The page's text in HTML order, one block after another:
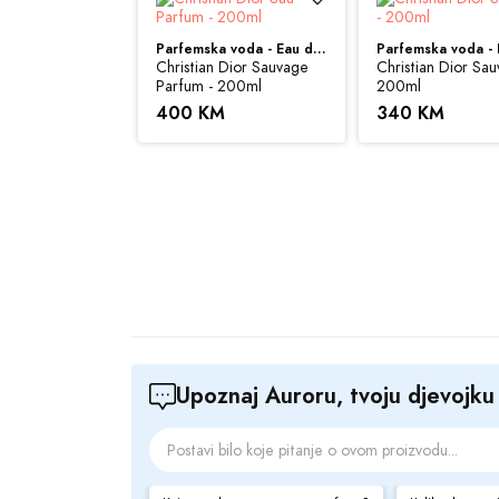
Zapremina:100
Sve cijene na
ovom sajtu budu
informacije i
Parfemska voda - Eau de Parfum (EDP)
Christian Dior Sauvage
Parfum - 200ml
400 KM
Christian Dior
200ml
340 KM
Upoznaj Auroru, tvoju